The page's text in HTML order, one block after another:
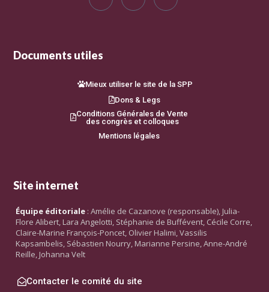
Documents utiles
Mieux utiliser le site de la SPP
Dons & Legs
Conditions Générales de Vente
des congrès et colloques
Mentions légales
Site internet
Équipe éditoriale : Amélie de Cazanove (responsable), Julia-
Flore Alibert, Lara Angelotti, Stéphanie de Buffévent, Cécile Corre,
Claire-Marine François-Poncet, Olivier Halimi, Vassilis
Kapsambelis, Sébastien Nourry, Marianne Persine, Anne-André
Reille, Johanna Velt
Contacter le comité du site